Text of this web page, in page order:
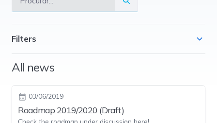
Filters
All news
03/06/2019
Roadmap 2019/2020 (Draft)
Check the roadmap under discussion here!